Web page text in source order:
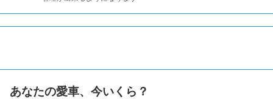
あなたの愛車、今いくら？